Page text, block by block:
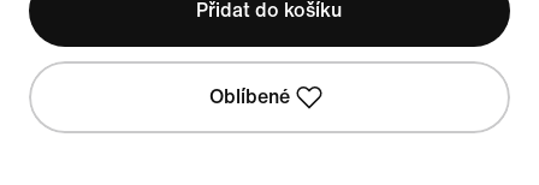
Přidat do košíku
Oblíbené